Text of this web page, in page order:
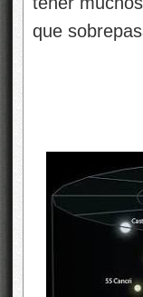
que